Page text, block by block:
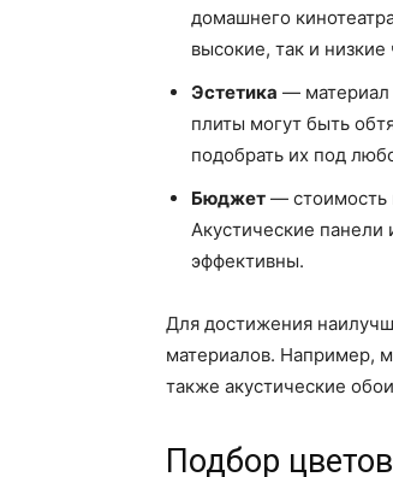
домашнего
высокие, так и низкие
Эстетика — материал
плиты могут быть
подобрать их под
Бюджет — стоимость
Акустические
эффективны.
Для достижения
материалов. Например,
также акустические
Подбор